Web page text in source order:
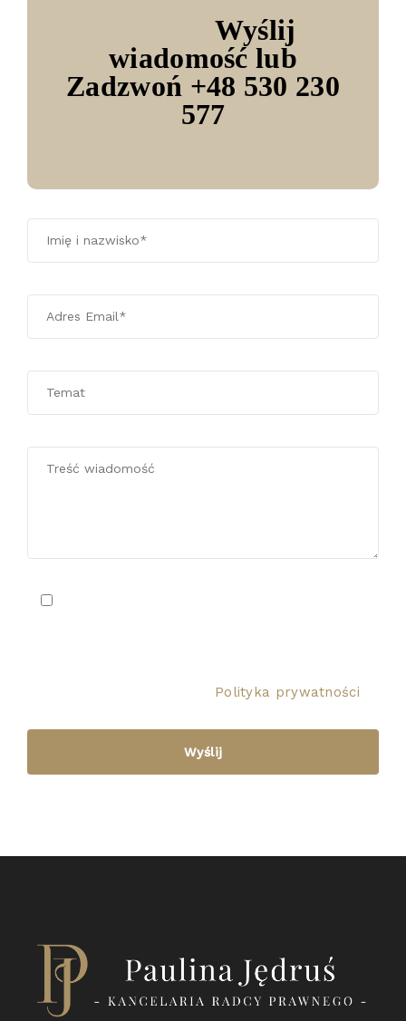
Potrzebujesz szybkiej
porady on-line?
Wyślij
wiadomość lub
Zadzwoń +48 530 230
577
Polityka prywatności